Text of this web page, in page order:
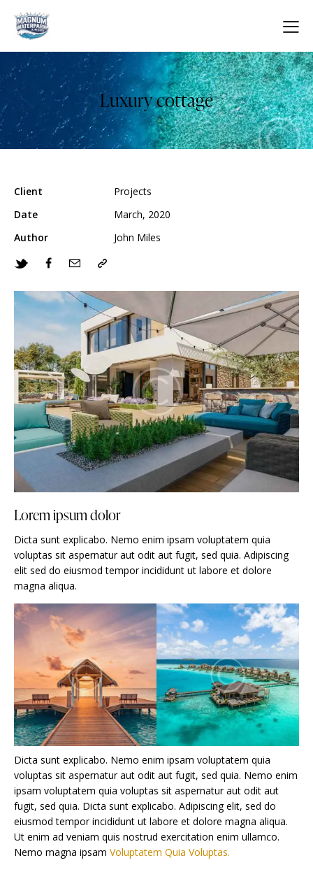
Luxury cottage
Client
Projects
Date
March, 2020
Author
John Miles
Lorem ipsum dolor
Dicta sunt explicabo. Nemo enim ipsam voluptatem quia
voluptas sit aspernatur aut odit aut fugit, sed quia. Adipiscing
elit sed do eiusmod tempor incididunt ut labore et dolore
magna aliqua.
Dicta sunt explicabo. Nemo enim ipsam voluptatem quia
voluptas sit aspernatur aut odit aut fugit, sed quia. Nemo enim
ipsam voluptatem quia voluptas sit aspernatur aut odit aut
fugit, sed quia. Dicta sunt explicabo. Adipiscing elit, sed do
eiusmod tempor incididunt ut labore et dolore magna aliqua.
Ut enim ad veniam quis nostrud exercitation enim ullamco.
Nemo magna ipsam Voluptatem Quia Voluptas.